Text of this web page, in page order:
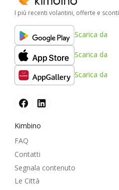
I più recenti volantini, offerte e sconti
Scarica da
Scarica da
Scarica da
Kimbino
FAQ
Contatti
Segnala contenuto
Le Città